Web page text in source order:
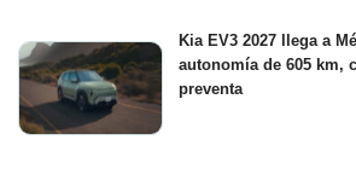
Kia EV3 2027 llega a
autonomía de 605 km,
preventa